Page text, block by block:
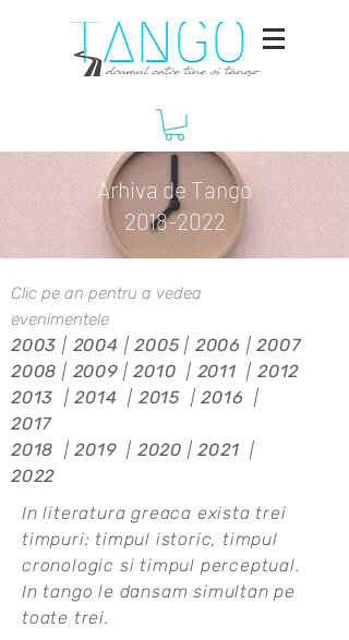
Arhiva de Tango
2018-2022
Clic pe an pentru a vedea
evenimentele
2003 | 2004 |2005| 2006 |2007
2008 | 2009|2010 | 2011 |2012
2013 |2014 | 2015 |2016 |
2017
2018 |2019| 2020 |2021 |
2022
In literatura greaca exista trei
timpuri: timpul istoric, timpul
cronologic si timpul perceptual.
In tango le dansam simultan pe
toate trei.